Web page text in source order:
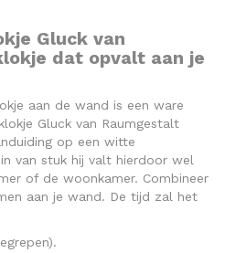
Gluck van
dat opvalt aan je
aan de wand is een ware
Gluck van Raumgestalt
op een witte
van stuk hij valt hierdoor wel
of de woonkamer. Combineer
aan je wand. De tijd zal het